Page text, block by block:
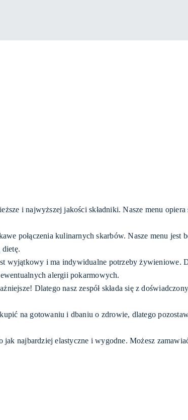
i najwyższej jakości składniki. Nasze menu
połączenia kulinarnych skarbów. Nasze menu jest
dietę.
wyjątkowy i ma indywidualne potrzeby żywieniowe.
alergii pokarmowych.
Dlatego nasz zespół składa się z
na gotowaniu i dbaniu o zdrowie, dlatego
jak najbardziej elastyczne i wygodne. Możesz